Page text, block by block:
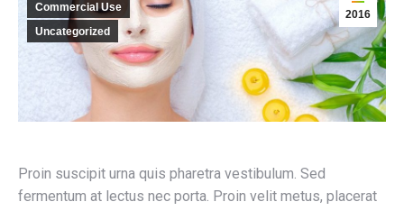
2016
Commercial Use
Uncategorized
Proin suscipit urna quis pharetra vestibulum. Sed
fermentum at lectus nec porta. Proin velit metus, placerat